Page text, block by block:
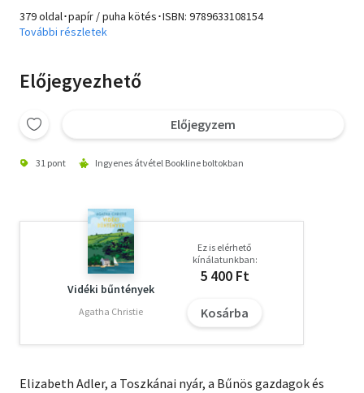
379 oldal･papír / puha kötés･ISBN: 9789633108154
További részletek
Előjegyezhető
Előjegyzem
31 pont Ingyenes átvétel Bookline boltokban
Vidéki bűntények
Agatha Christie
Ez is elérhető
kínálatunkban:
5 400 Ft
Kosárba
Elizabeth Adler, a Toszkánai nyár, a Bűnös gazdagok és